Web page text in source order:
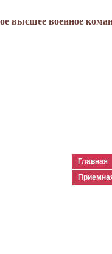
высшее военное
Главная